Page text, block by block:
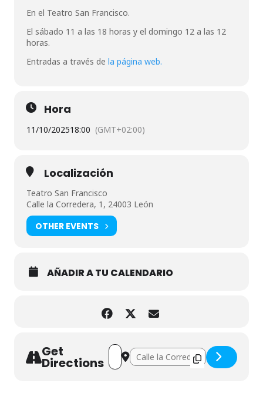
En el Teatro San Francisco.
El sábado 11 a las 18 horas y el domingo 12 a las 12
horas.
Entradas a través de la página web.
Hora
11/10/202518:00 (GMT+02:00)
Localización
Teatro San Francisco
Calle la Corredera, 1, 24003 León
OTHER EVENTS
AÑADIR A TU CALENDARIO
Get
Directions
Address - Una casa []
Destination Address - Una casa []